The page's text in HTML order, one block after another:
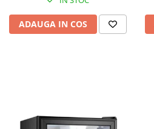
ADAUGA IN COS